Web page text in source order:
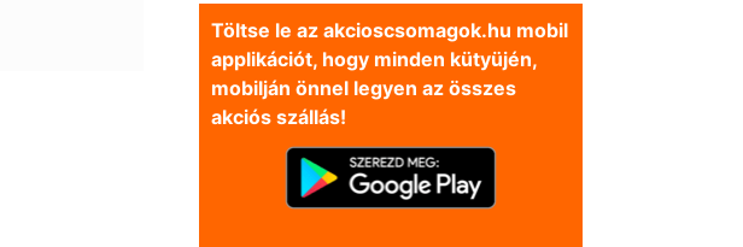
Töltse le az akcioscsomagok.hu mobil
applikációt, hogy minden kütyüjén,
mobilján önnel legyen az összes
akciós szállás!